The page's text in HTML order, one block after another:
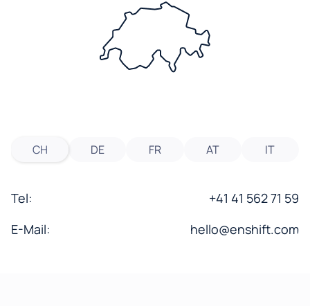
CH DE FR AT IT
Tel:
+41 41 562 71 59
E-Mail:
hello@enshift.com